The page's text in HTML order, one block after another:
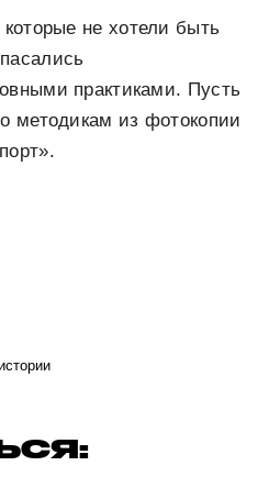
не хотели быть
практиками. Пусть
методикам из фотокопии